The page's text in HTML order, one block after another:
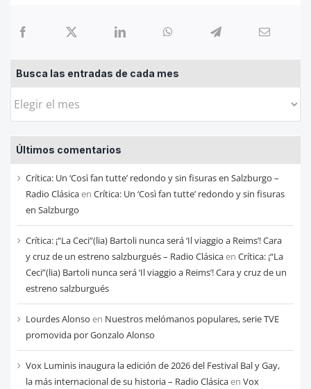
Busca las entradas de cada mes
Busca
entradas
de
cada
mes
Últimos comentarios
Crítica: Un ‘Così fan tutte’ redondo y sin fisuras en Salzburgo –
Radio Clásicaen Crítica: Un ‘Così fan tutte’ redondo y sin fisuras
en Salzburgo
Crítica: ¡“La Ceci”(lia) Bartoli nunca será ‘Il viaggio a Reims’! Cara
y cruz de un estreno salzburgués – Radio Clásicaen Crítica: ¡“La
Ceci”(lia) Bartoli nunca será ‘Il viaggio a Reims’! Cara y cruz de un
estreno salzburgués
Lourdes Alonso en Nuestros melómanos populares, serie TVE
promovida por Gonzalo Alonso
Vox Luminis inaugura la edición de 2026 del Festival Bal y Gay,
la más internacional de su historia – Radio Clásicaen Vox